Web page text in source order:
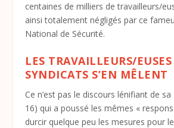
centaines de milliers de travailleurs/
ainsi totalement négligés par ce
National de Sécurité.
LES TRAVAILLEURS/
SYNDICATS S’EN MÊLENT
Ce n’est pas le discours lénifiant de
16) qui a poussé les mêmes «
durcir quelque peu les mesures pour